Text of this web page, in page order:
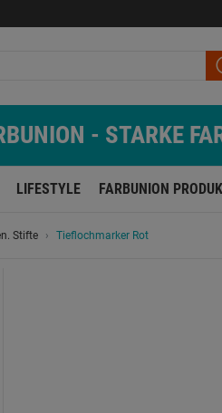
- STARKE
LIFESTYLE FARBUNION
Stifte Tieflochmarker Rot